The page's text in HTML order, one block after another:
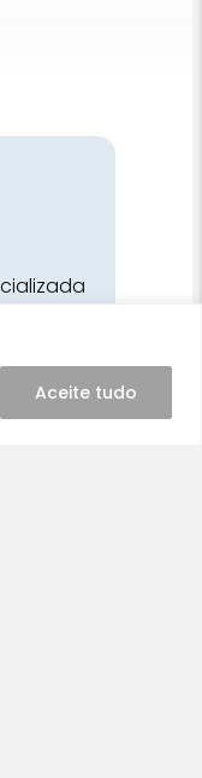
Aceite tudo
e o